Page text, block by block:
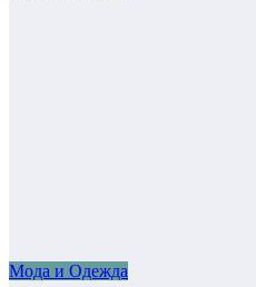
Мода и Одежда